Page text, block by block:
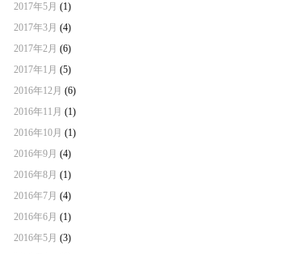
2017年5月 (1)
2017年3月 (4)
2017年2月 (6)
2017年1月 (5)
2016年12月 (6)
2016年11月 (1)
2016年10月 (1)
2016年9月 (4)
2016年8月 (1)
2016年7月 (4)
2016年6月 (1)
2016年5月 (3)